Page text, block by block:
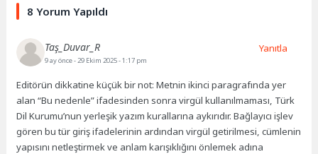
8 Yorum Yapıldı
Taş_Duvar_R
9 ay önce- 29 Ekim 2025 - 1:17 pm
Editörün dikkatine küçük bir not: Metnin ikinci paragrafında yer
alan “Bu nedenle” ifadesinden sonra virgül kullanılmaması, Türk
Dil Kurumu’nun yerleşik yazım kurallarına aykırıdır. Bağlayıcı işlev
gören bu tür giriş ifadelerinin ardından virgül getirilmesi, cümlenin
yapısını netleştirmek ve anlam karışıklığını önlemek adına
Yanıtla